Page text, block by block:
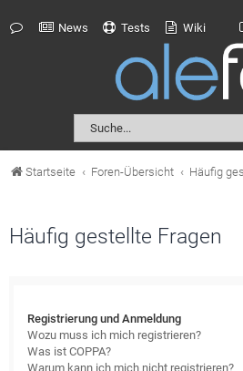
News Tests Wiki
Startseite Foren-Übersicht Häufig
Häufig gestellte Fragen
Registrierung und Anmeldung
Wozu muss ich mich registrieren?
Was ist COPPA?
Warum kann ich mich nicht registrieren?